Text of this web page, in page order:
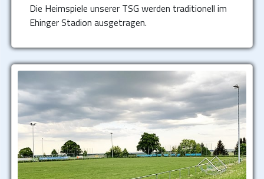
Die Heimspiele unserer TSG werden traditionell im
Ehinger Stadion ausgetragen.